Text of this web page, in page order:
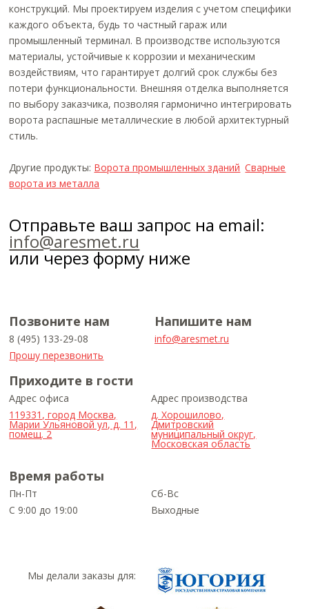
конструкций. Мы проектируем изделия с учетом специфики
каждого объекта, будь то частный гараж или
промышленный терминал. В производстве используются
материалы, устойчивые к коррозии и механическим
воздействиям, что гарантирует долгий срок службы без
потери функциональности. Внешняя отделка выполняется
по выбору заказчика, позволяя гармонично интегрировать
ворота распашные металлические в любой архитектурный
стиль.
Другие продукты: Ворота промышленных зданий Сварные
ворота из металла
Отправьте ваш запрос на email:
info@aresmet.ru
или через форму ниже
Позвоните нам
8 (495) 133-29-08
Прошу перезвонить
Напишите нам
info@aresmet.ru
Приходите в гости
Адрес офиса
119331, город Москва,
Марии Ульяновой ул, д. 11,
помещ. 2
Адрес производства
д. Хорошилово,
Дмитровский
муниципальный округ,
Московская область
Время работы
Пн-Пт
С 9:00 до 19:00
Сб-Вс
Выходные
Мы делали заказы для: